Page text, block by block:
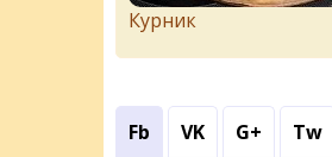
Курник
Fb VK G+ Tw